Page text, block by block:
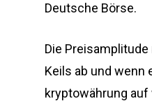
Deutsche Börse.
Die
Keils ab und wenn
kryptowährung